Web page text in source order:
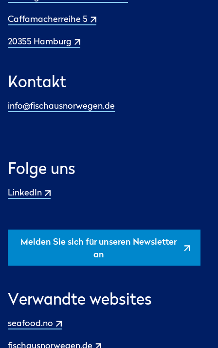
Caffamacherreihe 5
20355 Hamburg
Kontakt
info@fischausnorwegen.de
Folge uns
LinkedIn
Melden Sie sich für unseren Newsletter
an
Verwandte websites
seafood.no
fischausnorwegen.de